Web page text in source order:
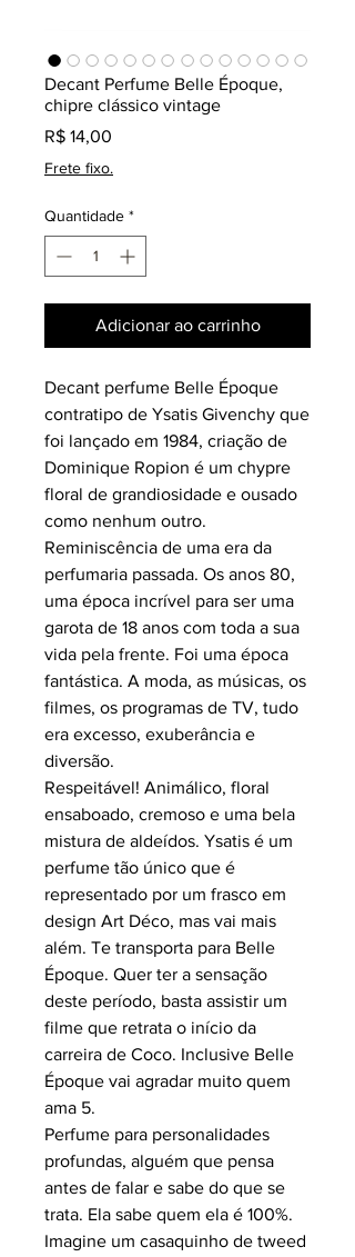
Decant Perfume Belle Époque,
chipre clássico vintage
R$ 14,00
Frete fixo.
Quantidade *
Adicionar ao carrinho
Decant perfume Belle Époque
contratipo de Ysatis Givenchy que
foi lançado em 1984, criação de
Dominique Ropion é um chypre
floral de grandiosidade e ousado
como nenhum outro.
Reminiscência de uma era da
perfumaria passada. Os anos 80,
uma época incrível para ser uma
garota de 18 anos com toda a sua
vida pela frente. Foi uma época
fantástica. A moda, as músicas, os
filmes, os programas de TV, tudo
era excesso, exuberância e
diversão.
Respeitável! Animálico, floral
ensaboado, cremoso e uma bela
mistura de aldeídos. Ysatis é um
perfume tão único que é
representado por um frasco em
design Art Déco, mas vai mais
além. Te transporta para Belle
Époque. Quer ter a sensação
deste período, basta assistir um
filme que retrata o início da
carreira de Coco. Inclusive Belle
Époque vai agradar muito quem
ama 5.
Perfume para personalidades
profundas, alguém que pensa
antes de falar e sabe do que se
trata. Ela sabe quem ela é 100%.
Imagine um casaquinho de tweed